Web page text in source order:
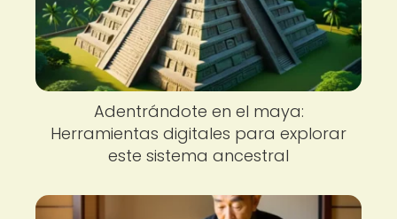
Adentrándote en el maya:
Herramientas digitales para explorar
este sistema ancestral